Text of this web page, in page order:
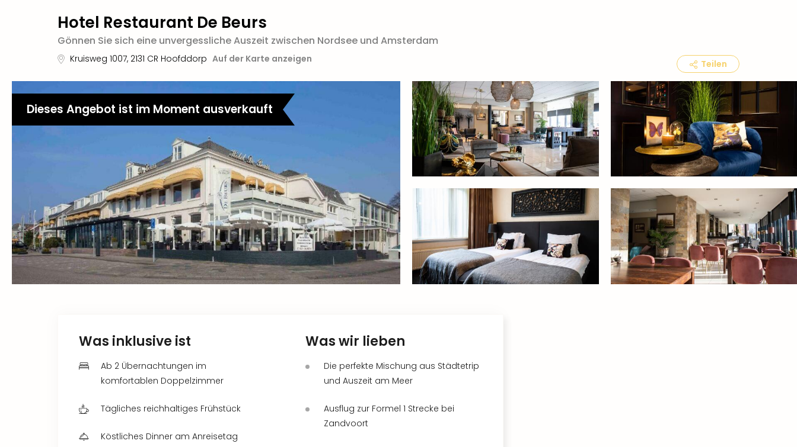
Hotel Restaurant De Beurs
Gönnen Sie sich eine unvergessliche Auszeit zwischen Nordsee und Amsterdam
Kruisweg 1007, 2131 CR Hoofddorp Auf der Karte anzeigen Teilen
Dieses Angebot ist im Moment ausverkauft
Was inklusive ist
Ab 2 Übernachtungen im
komfortablen Doppelzimmer
Tägliches reichhaltiges Frühstück
Köstliches Dinner am Anreisetag
Was wir lieben
Die perfekte Mischung aus Städtetrip
und Auszeit am Meer
Ausflug zur Formel 1 Strecke bei
Zandvoort